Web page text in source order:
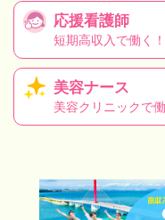
応援看護師
短期高収入で働く！
美容ナース
美容クリニックで